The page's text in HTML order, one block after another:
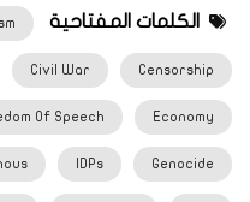
الكلمات المفتاحية
Censorship
Civil War
Economy
Of Speech
Genocide
IDPs